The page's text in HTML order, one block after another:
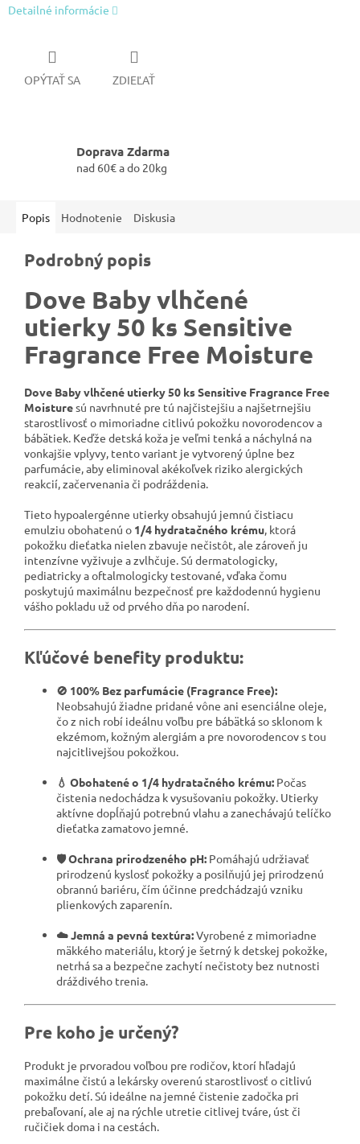
Detailné informácie
OPÝTAŤ SA ZDIEĽAŤ
Doprava Zdarma
nad 60€ a do 20kg
Popis Hodnotenie Diskusia
Podrobný popis
Dove Baby vlhčené
utierky 50 ks Sensitive
Fragrance Free Moisture
Dove Baby vlhčené utierky 50 ks Sensitive Fragrance Free
Moisturesú navrhnuté pre tú najčistejšiu a najšetrnejšiu
starostlivosť o mimoriadne citlivú pokožku novorodencov a
bábätiek. Keďže detská koža je veľmi tenká a náchylná na
vonkajšie vplyvy, tento variant je vytvorený úplne bez
parfumácie, aby eliminoval akékoľvek riziko alergických
reakcií, začervenania či podráždenia.
Tieto hypoalergénne utierky obsahujú jemnú čistiacu
emulziu obohatenú o 1/4 hydratačného krému, ktorá
pokožku dieťatka nielen zbavuje nečistôt, ale zároveň ju
intenzívne vyživuje a zvlhčuje. Sú dermatologicky,
pediatricky a oftalmologicky testované, vďaka čomu
poskytujú maximálnu bezpečnosť pre každodennú hygienu
vášho pokladu už od prvého dňa po narodení.
Kľúčové benefity produktu:
🚫 100% Bez parfumácie (Fragrance Free):
Neobsahujú žiadne pridané vône ani esenciálne oleje,
čo z nich robí ideálnu voľbu pre bábätká so sklonom k
ekzémom, kožným alergiám a pre novorodencov s tou
najcitlivejšou pokožkou.
💧 Obohatené o 1/4 hydratačného krému: Počas
čistenia nedochádza k vysušovaniu pokožky. Utierky
aktívne dopĺňajú potrebnú vlahu a zanechávajú telíčko
dieťatka zamatovo jemné.
🛡️ Ochrana prirodzeného pH: Pomáhajú udržiavať
prirodzenú kyslosť pokožky a posilňujú jej prirodzenú
obrannú bariéru, čím účinne predchádzajú vzniku
plienkových zaparenín.
☁️ Jemná a pevná textúra:Vyrobené z mimoriadne
mäkkého materiálu, ktorý je šetrný k detskej pokožke,
netrhá sa a bezpečne zachytí nečistoty bez nutnosti
dráždivého trenia.
Pre koho je určený?
Produkt je prvoradou voľbou pre rodičov, ktorí hľadajú
maximálne čistú a lekársky overenú starostlivosť o citlivú
pokožku detí. Sú ideálne na jemné čistenie zadočka pri
prebaľovaní, ale aj na rýchle utretie citlivej tváre, úst či
ručičiek doma i na cestách.